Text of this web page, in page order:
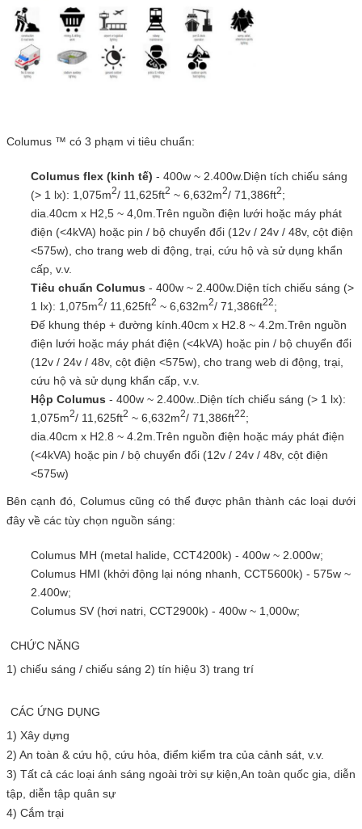
Columus ™ có 3 phạm vi tiêu chuẩn:
Columus flex (kinh tế) - 400w ~ 2.400w.Diện tích chiếu sáng
(> 1 lx): 1,075m2/ 11,625ft2 ~ 6,632m2/ 71,386ft2;
dia.40cm x H2,5 ~ 4,0m.Trên nguồn điện lưới hoặc máy phát
điện (<4kVA) hoặc pin / bộ chuyển đổi (12v / 24v / 48v, cột điện
<575w), cho trang web di động, trại, cứu hộ và sử dụng khẩn
cấp, v.v.
Tiêu chuẩn Columus - 400w ~ 2.400w.Diện tích chiếu sáng (>
1 lx): 1,075m2/ 11,625ft2 ~ 6,632m2/ 71,386ft22;
Đế khung thép + đường kính.40cm x H2.8 ~ 4.2m.Trên nguồn
điện lưới hoặc máy phát điện (<4kVA) hoặc pin / bộ chuyển đổi
(12v / 24v / 48v, cột điện <575w), cho trang web di động, trại,
cứu hộ và sử dụng khẩn cấp, v.v.
Hộp Columus - 400w ~ 2.400w..Diện tích chiếu sáng (> 1 lx):
1,075m2/ 11,625ft2 ~ 6,632m2/ 71,386ft22;
dia.40cm x H2.8 ~ 4.2m.Trên nguồn điện hoặc máy phát điện
(<4kVA) hoặc pin / bộ chuyển đổi (12v / 24v / 48v, cột điện
<575w)
Bên cạnh đó, Columus cũng có thể được phân thành các loại dưới
đây về các tùy chọn nguồn sáng:
Columus MH (metal halide, CCT4200k) - 400w ~ 2.000w;
Columus HMI (khởi động lại nóng nhanh, CCT5600k) - 575w ~
2.400w;
Columus SV (hơi natri, CCT2900k) - 400w ~ 1,000w;
CHỨC NĂNG
1) chiếu sáng / chiếu sáng 2) tín hiệu 3) trang trí
CÁC ỨNG DỤNG
1) Xây dựng
2) An toàn & cứu hộ, cứu hỏa, điểm kiểm tra của cảnh sát, v.v.
3) Tất cả các loại ánh sáng ngoài trời sự kiện, An toàn quốc gia, diễn
tập, diễn tập quân sự
4) Cắm trại